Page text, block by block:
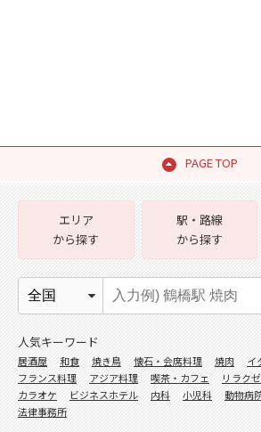
PAGE TOP
エリア
から探す
駅・路線
から探す
人気キーワード
居酒屋 和食 焼き鳥 懐石・会席料理 焼肉
イ
フランス料理
アジア料理 喫茶・カフェ リラク
カラオケ
ビジネスホテル 内科 小児科 動物病
法律事務所